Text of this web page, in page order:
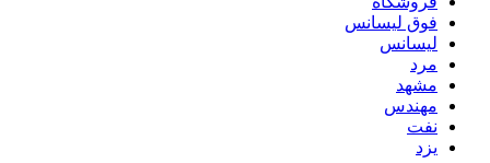
فوق لیسانس
لیسانس
مرد
مشهد
مهندس
نفت
یزد